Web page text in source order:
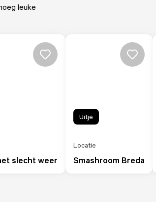
leuke
slecht weer Smashroom Breda
Locatie
Uitje